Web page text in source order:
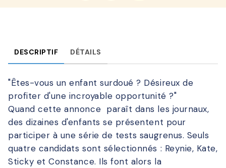
DESCRIPTIF DÉTAILS
"Êtes-vous un enfant surdoué ? Désireux de
profiter d'une incroyable opportunité ?"
Quand cette annonce paraît dans les journaux,
des dizaines d'enfants se présentent pour
participer à une série de tests saugrenus. Seuls
quatre candidats sont sélectionnés : Reynie, Kate,
Sticky et Constance. Ils font alors la